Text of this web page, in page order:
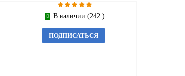
В наличии (242 )
ПОДПИСАТЬСЯ